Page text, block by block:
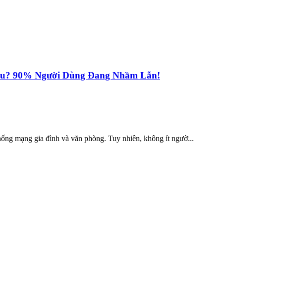
90% Người Dùng Đang Nhầm Lẫn!
mạng gia đình và văn phòng. Tuy nhiên, không ít ngườ...